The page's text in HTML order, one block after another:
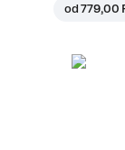
od779,00